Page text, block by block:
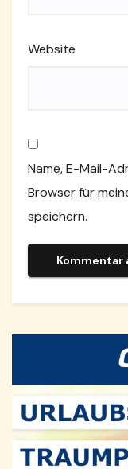
Website
Name, E-Mail-
Browser für
speichern.